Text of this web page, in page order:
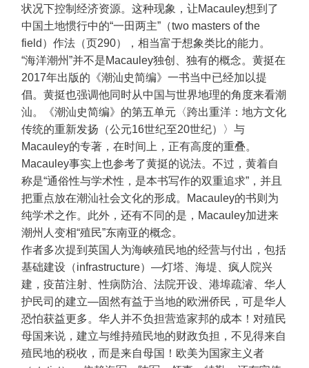
状况下控制经济资源。这种现象，让Macauley想到了
中国土地惯行中的“一田两主”（two masters of the
field）作法（页290），相当富于想象类比的能力。
“海洋潮州”并不是Macauley独创、独有的概念。黄挺在
2017年出版的《潮汕史简编》一书当中已经加以提
倡。黄挺也强调他同时从中国与世界地理的角度来看潮
汕。《潮汕史简编》的第五单元〈跨出重洋：地方文化
传统的重新发扬（公元16世纪至20世纪）〉与
Macauley的专著，在时间上，正有高度的重叠。
Macauley事实上也参考了黄挺的说法。不过，黄着自
称是“通俗性与学术性，是本书写作的双重追求”，并且
把重点放在潮汕社会文化的形成。Macauley的书则为
纯学术之作。此外，还有不同的是，Macauley加进来
潮州人变相“殖民”东南亚的概念。
作者多次提到英国人为海峡殖民地的经营与付出，包括
基础建设（infrastructure）—灯塔、海堤、疯人院兴
建，疫苗注射、性病防治、法院开设、港埠疏濬、华人
护民司的建立—固然有益于当地的欧洲侨民，可是华人
恐怕获益更多。华人并不负担营造家邦的成本！对殖民
母国来说，建立与维持殖民地的财政负担，不见得来自
殖民地的税收，而是来自母国！欧美为国家主义者